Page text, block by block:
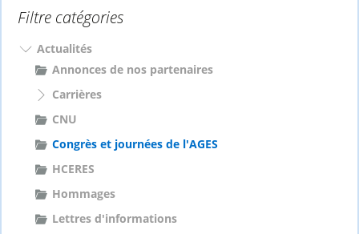
r
h
Filtre catégories
Actualités
Annonces de nos partenaires
Carrières
CNU
Congrès et journées de l'AGES
HCERES
Hommages
Lettres d'informations